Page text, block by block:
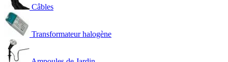
Câbles
Transformateur halogène